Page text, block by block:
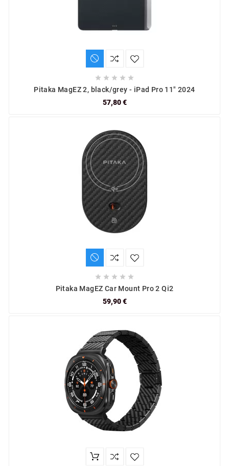
    
Pitaka MagEZ 2, black/grey - iPad Pro 11" 2024
57,80 €
    
Pitaka MagEZ Car Mount Pro 2 Qi2
59,90 €